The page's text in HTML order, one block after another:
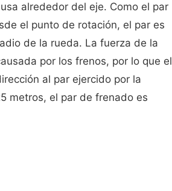
alrededor del eje. Como el par
el punto de rotación, el par es
de la rueda. La fuerza de la
por los frenos, por lo que el
al par ejercido por la
metros, el par de frenado es